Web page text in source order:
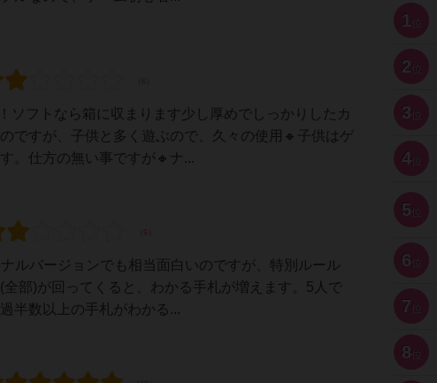
ソフトなら箱に収まります少し厚めでしっかりしたカ
ですが、子供と多く遊ぶので、久々の使用🔸子供はゲ
。仕方の無い事ですが🔸ナ...
ルバージョンでも相当面白いのですが、特別ルール
部)が回ってくると、わかる手札が増えます。5人で
半数以上の手札がわかる...
1 位
2 位
3 位
4位
5 位
6 位
7 位
8 位